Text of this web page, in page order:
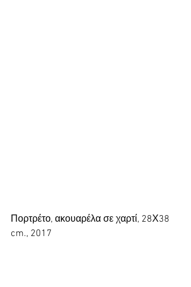
Πορτρέτο, ακουαρέλα σε χαρτί, 28Χ38
cm., 2017